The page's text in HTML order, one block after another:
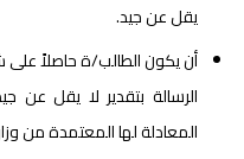
يقل عن جيد.
أن يكون الطالب/ة حاصلاً على
الرسالة بتقدير لا يقل عن
المعادلة لها المعتمدة من